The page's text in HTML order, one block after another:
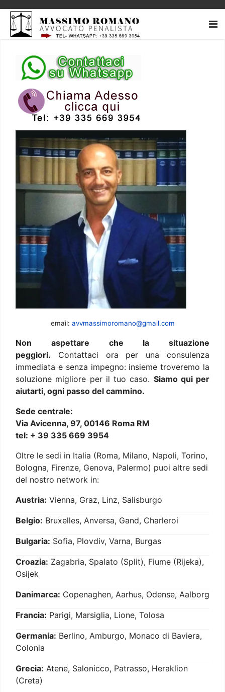
email: avvmassimoromano@gmail.com
Non aspettare che la situazione
peggiori. Contattaci ora per una consulenza
immediata e senza impegno: insieme troveremo la
soluzione migliore per il tuo caso. Siamo qui per
aiutarti, ogni passo del cammino.
Sede centrale:
Via Avicenna, 97, 00146 Roma RM
tel: + 39 335 669 3954
Oltre le sedi in Italia (Roma, Milano, Napoli, Torino,
Bologna, Firenze, Genova, Palermo) puoi altre sedi
del nostro network in:
Austria: Vienna, Graz, Linz, Salisburgo
Belgio: Bruxelles, Anversa, Gand, Charleroi
Bulgaria: Sofia, Plovdiv, Varna, Burgas
Croazia: Zagabria, Spalato (Split), Fiume (Rijeka),
Osijek
Danimarca: Copenaghen, Aarhus, Odense, Aalborg
Francia: Parigi, Marsiglia, Lione, Tolosa
Germania: Berlino, Amburgo, Monaco di Baviera,
Colonia
Grecia: Atene, Salonicco, Patrasso, Heraklion
(Creta)